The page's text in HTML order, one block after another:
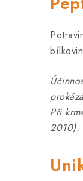
Při
2010).